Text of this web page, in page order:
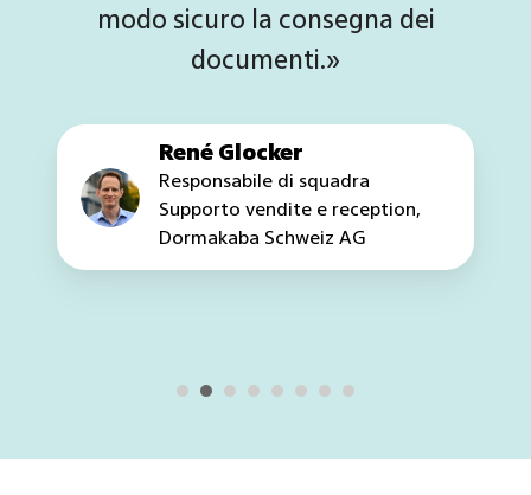
gestirla da qualsiasi luogo, il che ci
fa risparmiare tempo e
Rainer Gilg
CEO, BPM Sports GmbH